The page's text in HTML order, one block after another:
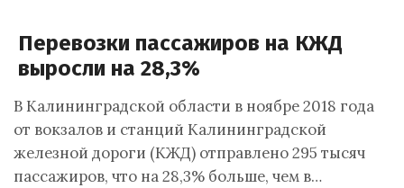
Перевозки пассажиров на КЖД
выросли на 28,3%
В Калининградской области в ноябре 2018 года
от вокзалов и станций Калининградской
железной дороги (КЖД) отправлено 295 тысяч
пассажиров, что на 28,3% больше, чем в…